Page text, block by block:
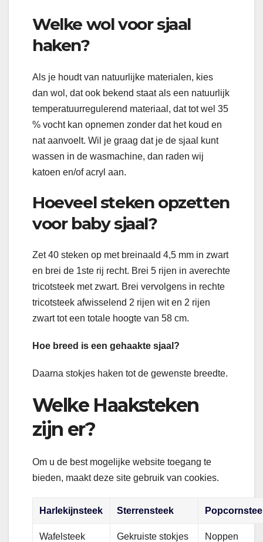
Welke wol voor sjaal
haken?
Als je houdt van natuurlijke materialen, kies
dan wol, dat ook bekend staat als een natuurlijk
temperatuurregulerend materiaal, dat tot wel 35
% vocht kan opnemen zonder dat het koud en
nat aanvoelt. Wil je graag dat je de sjaal kunt
wassen in de wasmachine, dan raden wij
katoen en/of acryl aan.
Hoeveel steken opzetten
voor baby sjaal?
Zet 40 steken op met breinaald 4,5 mm in zwart
en brei de 1ste rij recht. Brei 5 rijen in averechte
tricotsteek met zwart. Brei vervolgens in rechte
tricotsteek afwisselend 2 rijen wit en 2 rijen
zwart tot een totale hoogte van 58 cm.
Hoe breed is een gehaakte sjaal?
Daarna stokjes haken tot de gewenste breedte.
Welke Haaksteken
zijn er?
Om u de best mogelijke website toegang te
bieden, maakt deze site gebruik van cookies.
Harlekijnsteek Sterrensteek
Wafelsteek Gekruiste stokjes Noppen